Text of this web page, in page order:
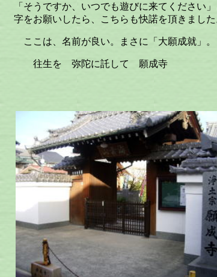
「そうですか、いつでも遊びに来てください
字をお願いしたら、こちらも快諾を頂きました
ここは、名前が良い。まさに「大願成就」。
往生を 弥陀に託して 願成寺